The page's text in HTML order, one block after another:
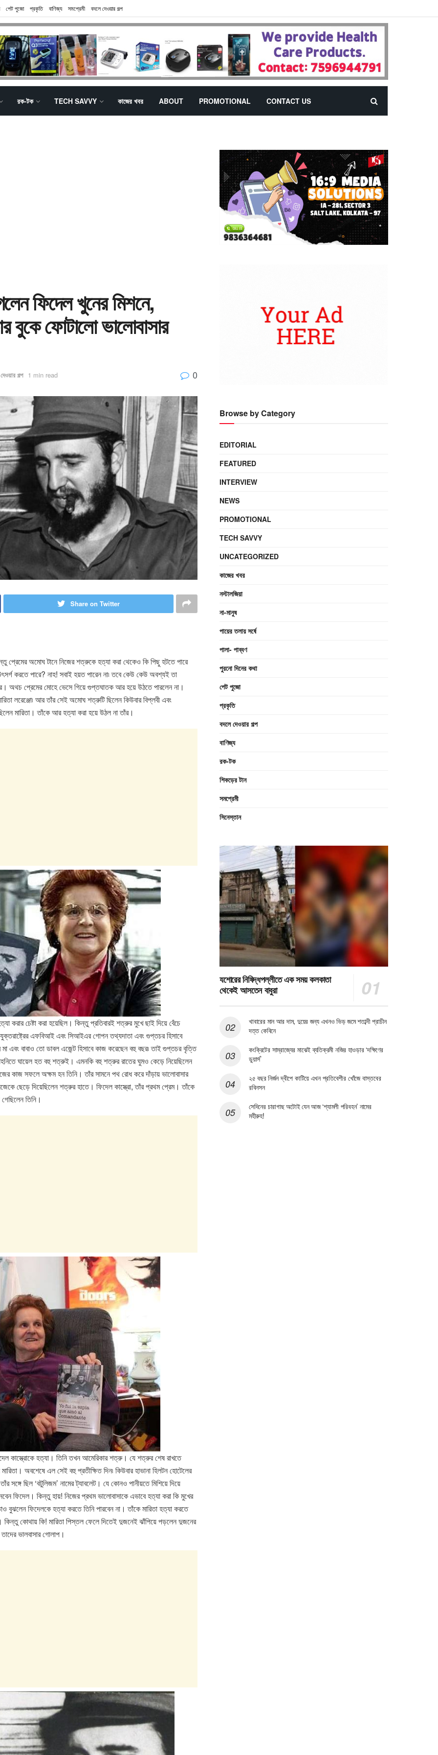
পেট পুজো প্রকৃতি বাণিজ্য সমপ্রেমী বদলে দেওয়ার গল্প
রক-টক TECH SAVVY কাজের খবর ABOUT PROMOTIONAL CONTACT US
ফিদেল খুনের মিশনে,
বুকে ফোটালো ভালোবাসার
গল্প 1 min read 0
Share on Twitter
অমোঘ টানে নিজের শত্রুকে হত্যা করা থেকেও কি পিছু হটতে পারে
করতে পারে? নাহ! সবাই হয়ত পারেন না৷ তবে কেউ কেউ অবশ্যই তা
প্রেমের মোহে ভেসে গিয়ে গুপ্তঘাতক আর হয়ে উঠতে পারলেন না।
লরেঞ্জো৷ আর তাঁর সেই অমোঘ শত্রুটি ছিলেন কিউবার বিপ্লবী এবং
মারিতা। তাঁকে আর হত্যা করা হয়ে উঠল না তাঁর।
করার চেষ্টা করা হয়েছিল। কিন্তু প্রতিবারই শত্রুর মুখে ছাই দিয়ে বেঁচে
এফবিআই এবং সিআইএর গোপন তথ্যদাতা এবং গুপ্তচর হিসাবে
মা এবং বাবাও তো ডাবল এজেন্ট হিসাবে কাজ করেছেন বহু বছর৷ তাই গুপ্তচর বৃত্তি
ঘায়েল হত বহু শত্রুই। এমনকি বহু শত্রুর রাতের ঘুমও কেড়ে নিয়েছিলেন
কাজ সফলে অক্ষম হন তিনি। তাঁর সামনে পথ রোধ করে দাঁড়ায় ভালোবাসার
ছেড়ে দিয়েছিলেন শত্রুর হাতে। ফিদেল কাস্ত্রো, তাঁর প্রথম প্রেম। তাঁকে
তিনি।
কাস্ত্রোকে হত্যা। তিনি তখন আমেরিকার শত্রু। যে শত্রুর শেষ রাখতে
অবশেষে এল সেই বহু প্রতীক্ষিত দিন৷ কিউবার হাভানা হিলটন হোটেলের
ছিল ‘বটুলিজম’ নামের ট্যাবলেট। যে কোনও পানীয়তে মিশিয়ে দিয়ে
ফিদেল। কিন্তু হায়! নিজের প্রথম ভালোবাসাকে এভাবে হত্যা করা কি মুখের
বুঝলেন ফিদেলকে হত্যা করতে তিনি পারবেন না। তাঁকে মারিতা হত্যা করতে
কোথায় কি! মারিতা পিস্তল ফেলে দিতেই দুজনেই ঝাঁপিয়ে পড়লেন দুজনের
ভালবাসার গোলাপ।
Browse by Category
EDITORIAL
FEATURED
INTERVIEW
NEWS
PROMOTIONAL
TECH SAVVY
UNCATEGORIZED
কাজের খবর
নস্টালজিয়া
না-মানুষ
পায়ের তলায় সর্ষে
পালা- পাব্বণ
পুরনো দিনের কথা
পেট পুজো
প্রকৃতি
বদলে দেওয়ার গল্প
বাণিজ্য
রক-টক
শিকড়ের টান
সমপ্রেমী
সিনেস্তান
যশোরের নিষিদ্ধপল্লীতে এক সময় কলকাতা
থেকেই আসতেন বাবুরা
খাবারের মান আর দাম, দুয়ের জন্য এখনও ভিড় জমে শতাব্দী প্রাচীন
দত্ত কেবিনে
কংক্রিটের সাম্রাজ্যের মাঝেই ব্যতিক্রমী নজির হাওড়ার ‘দক্ষিণের
ডুয়ার্স’
২৫ বছর নির্জন দ্বীপে কাটিয়ে এখন প্রতিবেশীর খোঁজে বাস্তবের
রবিনসন
সেদিনের চারাগাছ অটোই যেন আজ ‘শ্যামলী পরিবহন’ নামের
মহীরুহ!